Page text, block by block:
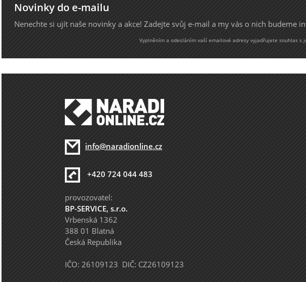
Novinky do e-mailu
Nenechte si ujít naše novinky a akce! Zadejte svůj e-mail a my vás o nich budeme
Vyplněním a odesláním vaší emailové adresy vyjadřujete souhlas
info@naradionline.cz
+420 724 044 483
provozovatel:
BP-SERVICE, s.r.o.
Vrbenská 1362
388 01 Blatná
Česká Republika
IČO: 26109123 DIČ: CZ26109123